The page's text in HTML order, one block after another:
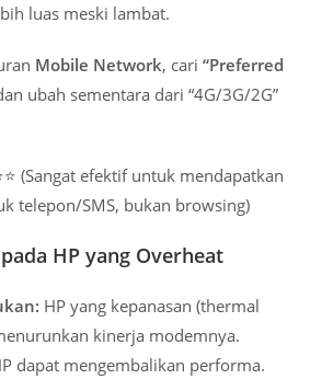
luas meski lambat.
Mobile Network, cari“Preferred
ubah sementara dari “4G/3G/2G”
(Sangat efektif untuk mendapatkan
telepon/SMS, bukan browsing)
HP yang Overheat
HP yang kepanasan (thermal
kinerja modemnya.
dapat mengembalikan performa.